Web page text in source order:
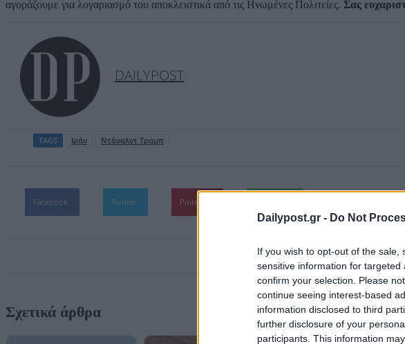
Dailypost.gr - Do Not
If you wish to opt-out of the
sensitive information for
confirm your selection. Please
continue seeing interest-based
information disclosed to third
further disclosure of your
participants. This information
αγοράζουμε για λογαριασμό του αποκλειστικά από τις Ηνωμένες Πολιτείες. Σας
DAILYPOST
TAGS Ιράν Ντόναλντ Τραμπ
Facebook Twitter Pinterest
Σχετικά άρθρα